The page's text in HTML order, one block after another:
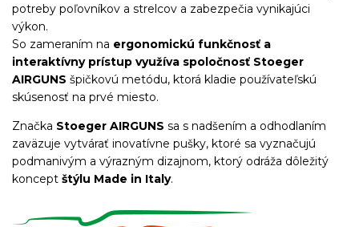
potreby poľovníkov a strelcov a zabezpečia vynikajúci
výkon.
So zameraním na ergonomickú funkčnosť a
interaktívny prístup využíva spoločnosť Stoeger
AIRGUNS špičkovú metódu, ktorá kladie používateľskú
skúsenosť na prvé miesto.
Značka Stoeger AIRGUNS sa s nadšením a odhodlaním
zaväzuje vytvárať inovatívne pušky, ktoré sa vyznačujú
podmanivým a výrazným dizajnom, ktorý odráža dôležitý
koncept štýlu Made in Italy.